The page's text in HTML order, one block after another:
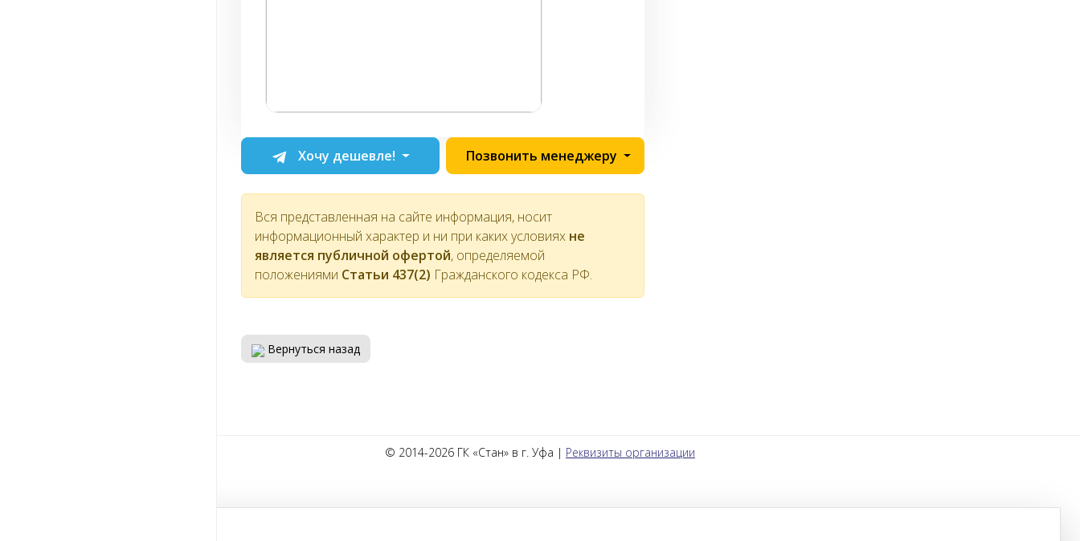
Хочу дешевле! Позвонить менеджеру
Вся представленная на сайте информация, носит
информационный характер и ни при каких условиях не
является публичной офертой, определяемой
положениями Статьи 437(2) Гражданского кодекса РФ.
Вернуться назад
© 2014-2026 ГК «Стан» в г. Уфа | Реквизиты организации